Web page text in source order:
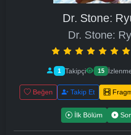
Dr. Stone:
Dr. Stone:
1 Takipçi 15
Beğen Takip Et
İlk Bölüm